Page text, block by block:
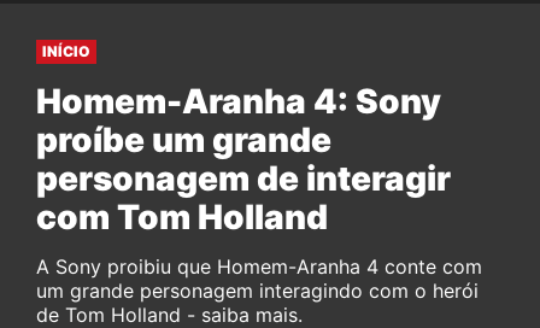
INÍCIO
Homem-Aranha 4: Sony
proíbe um grande
personagem de interagir
com Tom Holland
A Sony proibiu que Homem-Aranha 4 conte com
um grande personagem interagindo com o herói
de Tom Holland - saiba mais.